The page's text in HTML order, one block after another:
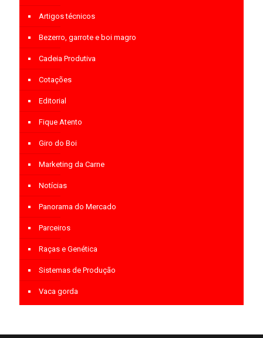
Artigos técnicos
Bezerro, garrote e boi magro
Cadeia Produtiva
Cotações
Editorial
Fique Atento
Giro do Boi
Marketing da Carne
Notícias
Panorama do Mercado
Parceiros
Raças e Genética
Sistemas de Produção
Vaca gorda